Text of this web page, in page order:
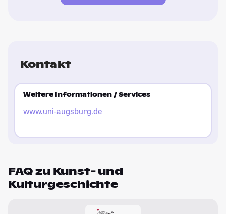
Kontakt
Weitere Informationen / Services
www.uni-augsburg.de
FAQ zu Kunst- und
Kulturgeschichte